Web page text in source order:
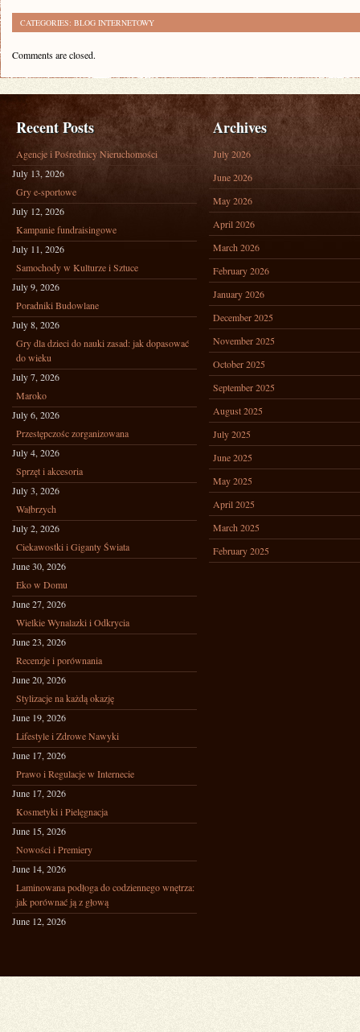
CATEGORIES: BLOG INTERNETOWY
Comments are closed.
Recent Posts
Agencje i Pośrednicy Nieruchomości
July 13, 2026
Gry e-sportowe
July 12, 2026
Kampanie fundraisingowe
July 11, 2026
Samochody w Kulturze i Sztuce
July 9, 2026
Poradniki Budowlane
July 8, 2026
Gry dla dzieci do nauki zasad: jak dopasować
do wieku
July 7, 2026
Maroko
July 6, 2026
Przestępczośc zorganizowana
July 4, 2026
Sprzęt i akcesoria
July 3, 2026
Wałbrzych
July 2, 2026
Ciekawostki i Giganty Świata
June 30, 2026
Eko w Domu
June 27, 2026
Wielkie Wynalazki i Odkrycia
June 23, 2026
Recenzje i porównania
June 20, 2026
Stylizacje na każdą okazję
June 19, 2026
Lifestyle i Zdrowe Nawyki
June 17, 2026
Prawo i Regulacje w Internecie
June 17, 2026
Kosmetyki i Pielęgnacja
June 15, 2026
Nowości i Premiery
June 14, 2026
Laminowana podłoga do codziennego wnętrza:
jak porównać ją z głową
June 12, 2026
Archives
July 2026
June 2026
May 2026
April 2026
March 2026
February 2026
January 2026
December 2025
November 2025
October 2025
September 2025
August 2025
July 2025
June 2025
May 2025
April 2025
March 2025
February 2025